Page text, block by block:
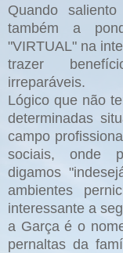
Quando
também a
"VIRTUAL" na
trazer
irreparáveis.
Lógico que não
determinadas
campo
sociais, onde
digamos
ambientes
interessante a
a Garça é o
pernaltas da